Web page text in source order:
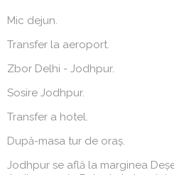
Mic dejun.
Transfer la aeroport.
Zbor Delhi - Jodhpur.
Sosire Jodhpur.
Transfer a hotel.
După-masa tur de oraș.
Jodhpur se află la marginea